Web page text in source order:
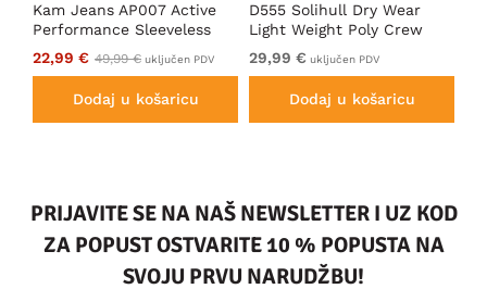
Kam Jeans AP007 Active
Performance Sleeveless
Hoody Grey
22,99 € 49,99 € uključen PDV
Dodaj u košaricu
D555 Solihull Dry Wear
Light Weight Poly Crew
Neck T-Shirt Navy
29,99 € uključen PDV
Dodaj u košaricu
PRIJAVITE SE NA NAŠ NEWSLETTER I UZ KOD
ZA POPUST OSTVARITE 10 % POPUSTA NA
SVOJU PRVU NARUDŽBU!